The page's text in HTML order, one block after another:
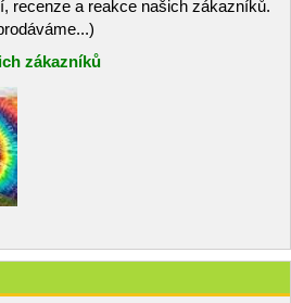
recenze a reakce našich zákazníků.
zákazníků